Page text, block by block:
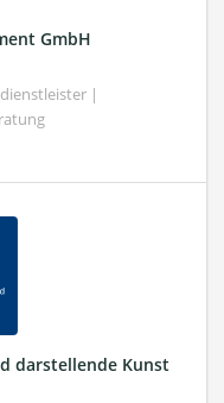
GmbH
|
darstellende Kunst